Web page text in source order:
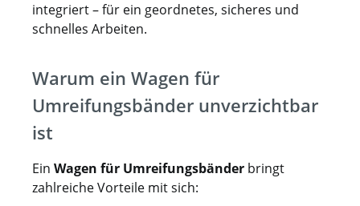
integriert – für ein geordnetes, sicheres und
schnelles Arbeiten.
Warum ein Wagen für
Umreifungsbänder unverzichtbar
ist
Ein Wagen für Umreifungsbänder bringt
zahlreiche Vorteile mit sich: